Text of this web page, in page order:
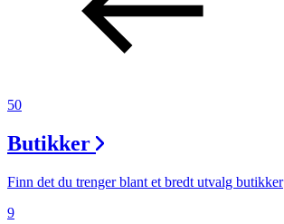
50
Butikker
Finn det du trenger blant et bredt utvalg butikker
9